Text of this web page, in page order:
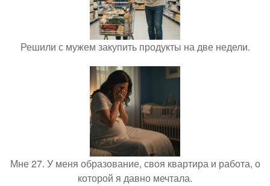
Решили с мужем закупить продукты на две недели.
Мне 27. У меня образование, своя квартира и работа, о
которой я давно мечтала.